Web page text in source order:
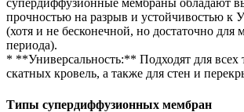
супердиффузионные мембраны обладают
прочностью на разрыв и устойчивостью к
(хотя и не бесконечной, но достаточно для
периода).
* **Универсальность:** Подходят для всех
скатных кровель, а также для стен и
Типы супердиффузионных мембран